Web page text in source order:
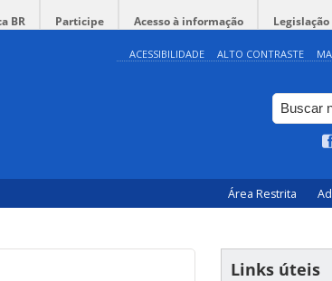
BR Participe Acesso à informação Legislação
ACESSIBILIDADE ALTO CONTRASTE
Área Restrita
Links úteis